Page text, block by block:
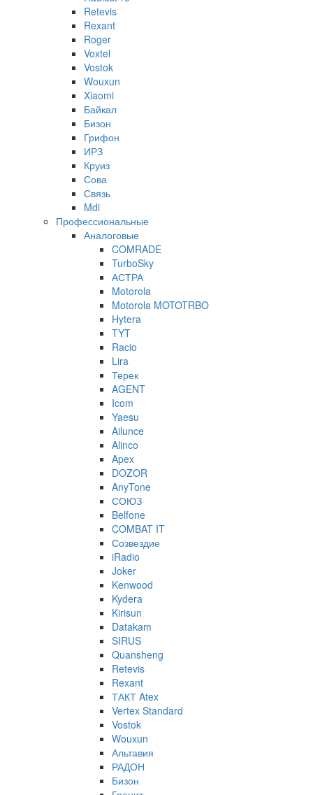
Retevis
Rexant
Roger
Voxtel
Vostok
Wouxun
Xiaomi
Байкал
Бизон
Грифон
ИРЗ
Круиз
Сова
Связь
Mdi
Профессиональные
Аналоговые
COMRADE
TurboSky
АСТРА
Motorola
Motorola MOTOTRBO
Hytera
TYT
Racio
Lira
Терек
AGENT
Icom
Yaesu
Ailunce
Alinco
Apex
DOZOR
AnyTone
СОЮЗ
Belfone
COMBAT IT
Созвездие
iRadio
Joker
Kenwood
Kydera
Kirisun
Datakam
SIRUS
Quansheng
Retevis
Rexant
ТАКТ Atex
Vertex Standard
Vostok
Wouxun
Альтавия
РАДОН
Бизон